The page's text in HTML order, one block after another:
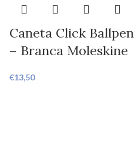
Caneta Click Ballpen
– Branca Moleskine
€13,50